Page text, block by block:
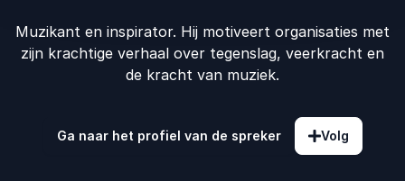
Muzikant en inspirator. Hij motiveert organisaties met
zijn krachtige verhaal over tegenslag, veerkracht en
de kracht van muziek.
Ga naar het profiel van de spreker Volg